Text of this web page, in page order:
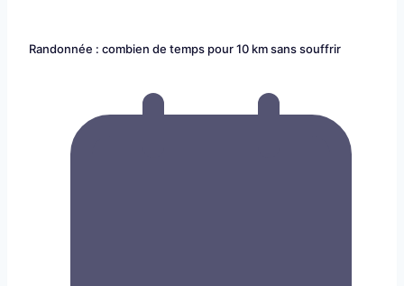
Randonnée : combien de temps pour 10 km sans souffrir